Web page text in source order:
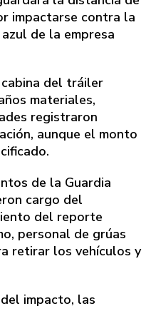
impactarse contra la
de la empresa
del tráiler
materiales,
registraron
aunque el monto
de la Guardia
cargo del
del reporte
personal de grúas
retirar los vehículos y
impacto, las